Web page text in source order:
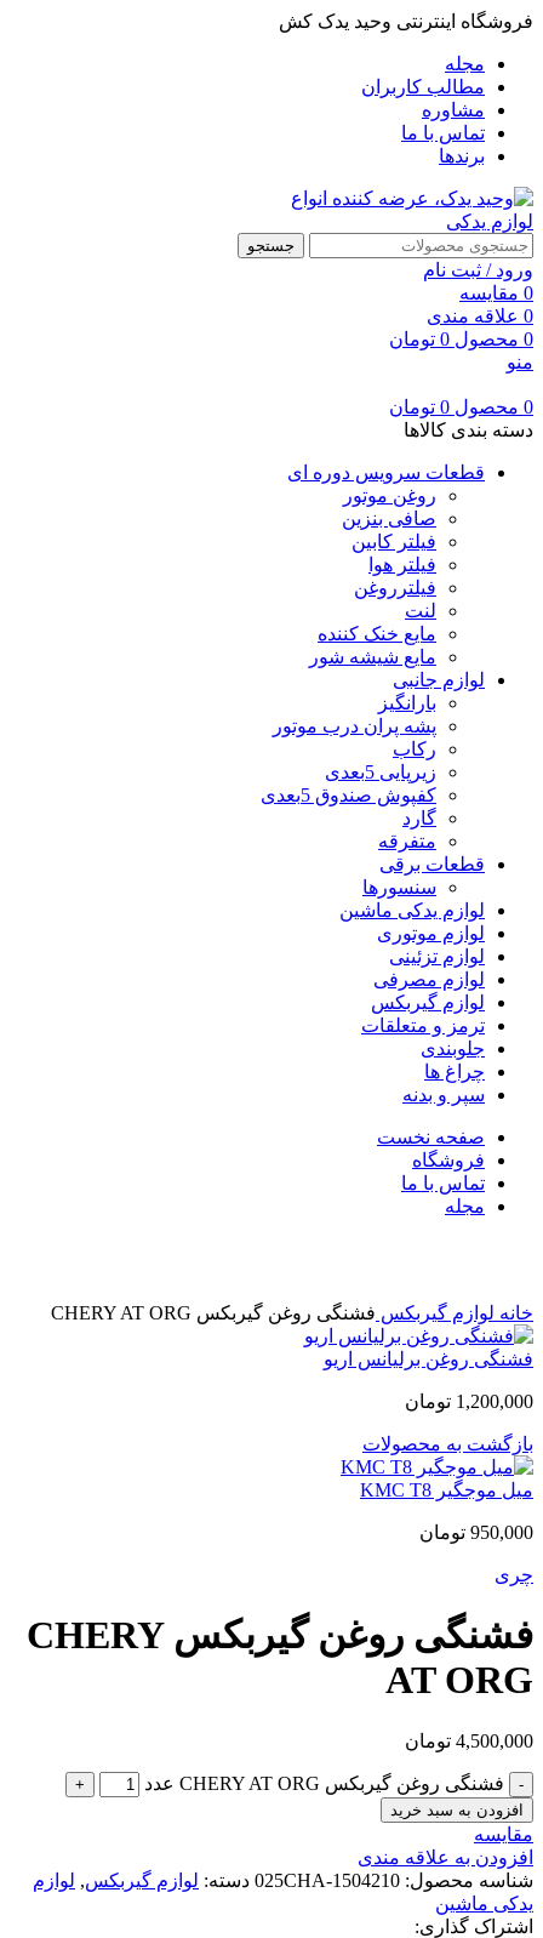
فروشگاه اینترنتی وحید یدک کش
مجله
مطالب کاربران
مشاوره
تماس با ما
برندها
جستجو
ورود / ثبت نام
0 مقایسه
0 علاقه مندی
0 محصول 0 تومان
منو
0 محصول 0 تومان
دسته بندی کالاها
قطعات سرویس دوره ای
روغن موتور
صافی بنزین
فیلتر کابین
فیلتر هوا
فیلترروغن
لنت
مایع خنک کننده
مایع شیشه شور
لوازم جانبی
بارانگیز
پشه پران درب موتور
رکاب
زیرپایی 5بعدی
کفپوش صندوق 5بعدی
گارد
متفرقه
قطعات برقی
سنسورها
لوازم یدکی ماشین
لوازم موتوری
لوازم تزئینی
لوازم مصرفی
لوازم گیربکس
ترمز و متعلقات
جلوبندی
چراغ ها
سپر و بدنه
صفحه نخست
فروشگاه
تماس با ما
مجله
خانه لوازم گیربکس فشنگی روغن گیربکس CHERY AT ORG
فشنگی روغن برلیانس اریو
1,200,000 تومان
بازگشت به محصولات
میل موجگیر KMC T8
950,000 تومان
چری
فشنگی روغن گیربکس CHERY
AT ORG
4,500,000 تومان
فشنگی روغن گیربکس CHERY AT ORG عدد
افزودن به سبد خرید
مقایسه
افزودن به علاقه مندی
شناسه محصول: 025CHA-1504210 دسته: لوازم گیربکس, لوازم
یدکی ماشین
اشتراک گذاری: